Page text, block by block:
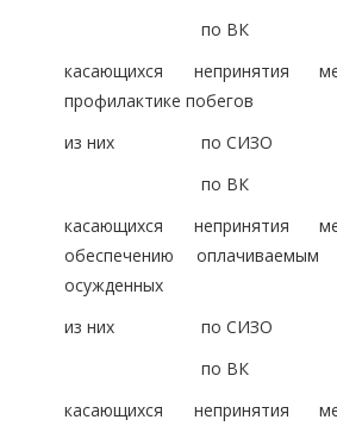
по ВК
касающихся непринятия
профилактике побегов
из них по СИЗО
по ВК
касающихся непринятия
обеспечению оплачиваемым
осужденных
из них по СИЗО
по ВК
касающихся непринятия